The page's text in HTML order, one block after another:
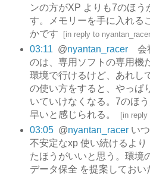
ンの方がXP よりも7のほう
す。メモリーを手に入れる
かです [in reply to nyantan_racer
03:11 @nyantan_racer会
のは、専用ソフトの専用機
環境で行けるけど、あれし
の使い方をすると、やっぱ
いていけなくなる。7のほ
早いと感じられる。
[in reply
03:05 @nyantan_racerいつ
不安定なxp 使い続けるよ
たほうがいいと思う。環境
データ保全 を提案してお